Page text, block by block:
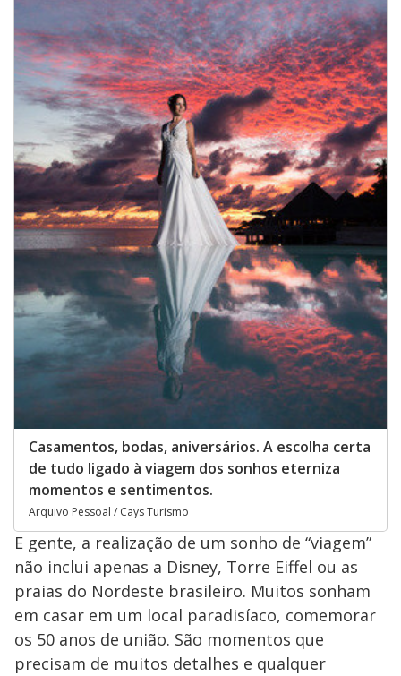
Casamentos, bodas, aniversários. A escolha certa
de tudo ligado à viagem dos sonhos eterniza
momentos e sentimentos.
Arquivo Pessoal / Cays Turismo
E gente, a realização de um sonho de “viagem”
não inclui apenas a Disney, Torre Eiffel ou as
praias do Nordeste brasileiro. Muitos sonham
em casar em um local paradisíaco, comemorar
os 50 anos de união. São momentos que
precisam de muitos detalhes e qualquer